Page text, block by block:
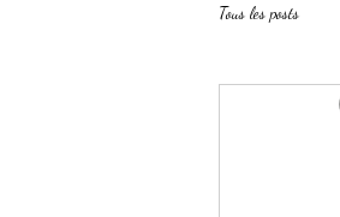
Tous les posts